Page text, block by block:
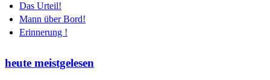
Das Urteil!
Mann über Bord!
Erinnerung !
heute meistgelesen